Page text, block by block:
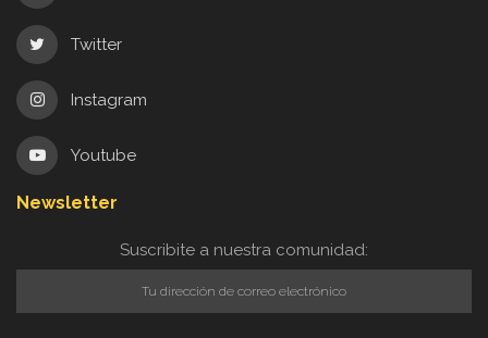
Twitter
Instagram
Youtube
Newsletter
Suscribite a nuestra comunidad: